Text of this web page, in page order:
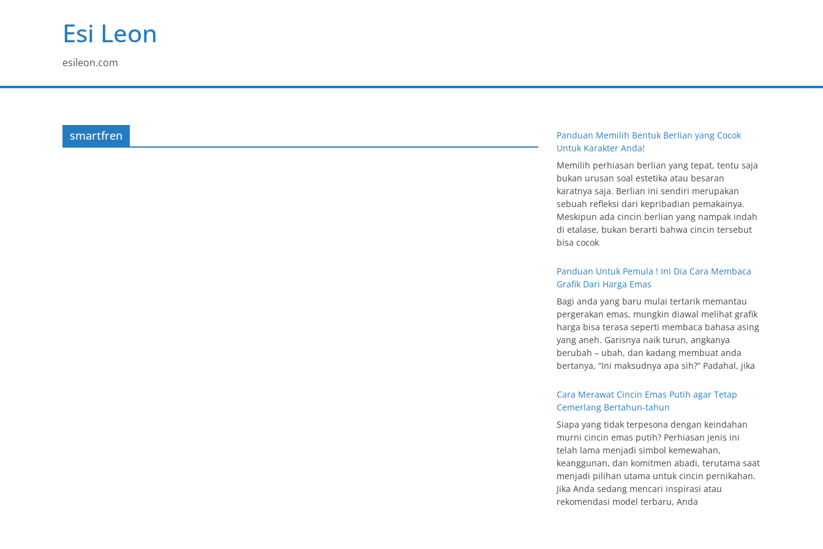
Esi Leon
esileon.com
smartfren
Panduan Memilih Bentuk Berlian yang Cocok
Untuk Karakter Anda!
Memilih perhiasan berlian yang tepat, tentu saja
bukan urusan soal estetika atau besaran
karatnya saja. Berlian ini sendiri merupakan
sebuah refleksi dari kepribadian pemakainya.
Meskipun ada cincin berlian yang nampak indah
di etalase, bukan berarti bahwa cincin tersebut
bisa cocok
Panduan Untuk Pemula ! Ini Dia Cara Membaca
Grafik Dari Harga Emas
Bagi anda yang baru mulai tertarik memantau
pergerakan emas, mungkin diawal melihat grafik
harga bisa terasa seperti membaca bahasa asing
yang aneh. Garisnya naik turun, angkanya
berubah – ubah, dan kadang membuat anda
bertanya, “Ini maksudnya apa sih?” Padahal, jika
Cara Merawat Cincin Emas Putih agar Tetap
Cemerlang Bertahun-tahun
Siapa yang tidak terpesona dengan keindahan
murni cincin emas putih? Perhiasan jenis ini
telah lama menjadi simbol kemewahan,
keanggunan, dan komitmen abadi, terutama saat
menjadi pilihan utama untuk cincin pernikahan.
Jika Anda sedang mencari inspirasi atau
rekomendasi model terbaru, Anda